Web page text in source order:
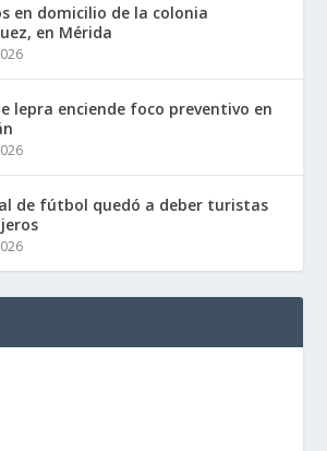
en domicilio de la colonia
en Mérida
lepra enciende foco preventivo en
de fútbol quedó a deber turistas